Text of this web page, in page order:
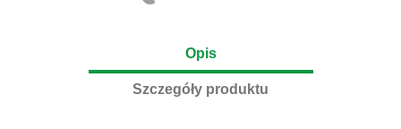
Opis
Szczegóły produktu